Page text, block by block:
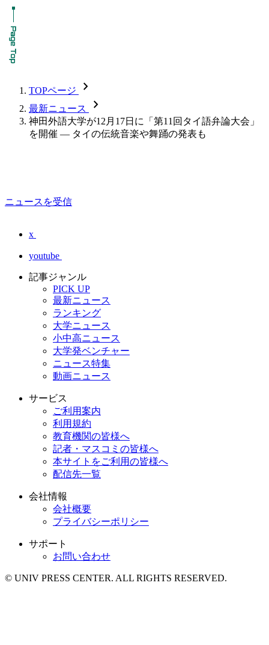
TOPページ chevron_forward
最新ニュース chevron_forward
神田外語大学が12月17日に「第11回タイ語弁論大会」
を開催 — タイの伝統音楽や舞踊の発表も
ニュースを受信
x
youtube
記事ジャンル
PICK UP
最新ニュース
ランキング
大学ニュース
小中高ニュース
大学発ベンチャー
ニュース特集
動画ニュース
サービス
ご利用案内
利用規約
教育機関の皆様へ
記者・マスコミの皆様へ
本サイトをご利用の皆様へ
配信先一覧
会社情報
会社概要
プライバシーポリシー
サポート
お問い合わせ
© UNIV PRESS CENTER. ALL RIGHTS RESERVED.